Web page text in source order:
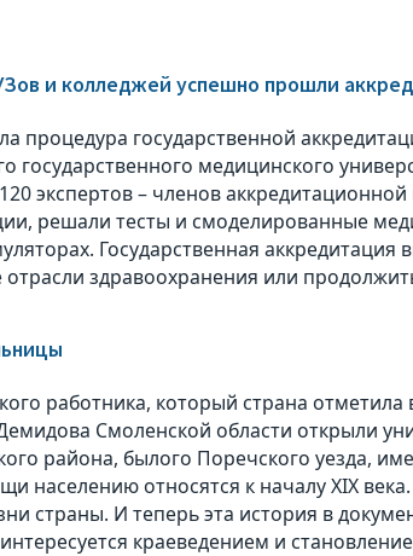
и колледжей успешно прошли
процедура государственной
государственного медицинского
экспертов – членов
решали тесты и смоделированные
Государственная аккредитация
здравоохранения или
работника, который страна отметила
Смоленской области открыли
района, былого Поречского уезда,
населению относятся к началу XIX
страны. И теперь эта история в
интересуется краеведением и